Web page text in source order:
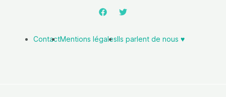
ContactMentions légalesIls parlent de nous ♥️